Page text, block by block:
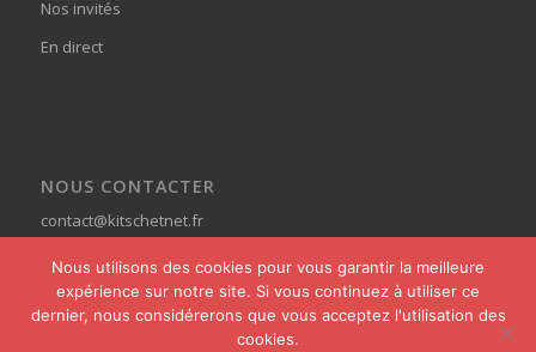
Nos invités
En direct
NOUS CONTACTER
contact@kitschetnet.fr
Nous utilisons des cookies pour vous garantir la meilleure
expérience sur notre site. Si vous continuez à utiliser ce
dernier, nous considérerons que vous acceptez l'utilisation des
cookies.